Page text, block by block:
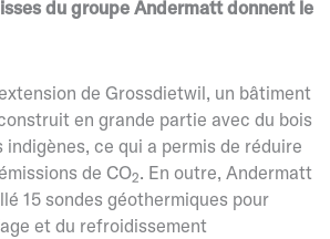
du groupe Andermatt donnent le
de Grossdietwil, un bâtiment
en grande partie avec du bois
ce qui a permis de réduire
de CO2. En outre, Andermatt
15 sondes géothermiques pour
et du refroidissement